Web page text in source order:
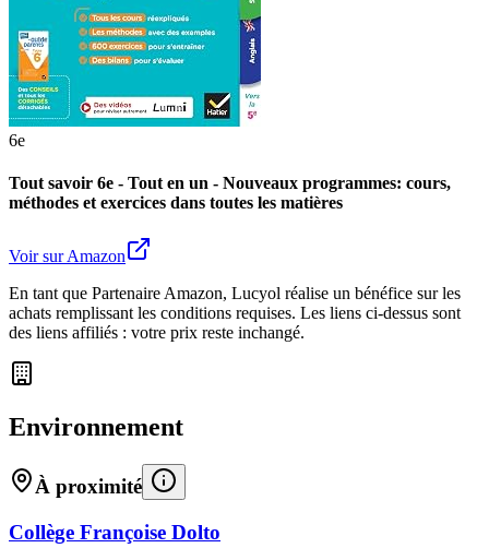
6e
Tout savoir 6e - Tout en un - Nouveaux programmes: cours,
méthodes et exercices dans toutes les matières
Voir sur Amazon
En tant que Partenaire Amazon, Lucyol réalise un bénéfice sur les
achats remplissant les conditions requises. Les liens ci-dessus sont
des liens affiliés : votre prix reste inchangé.
Environnement
À proximité
Collège Françoise Dolto